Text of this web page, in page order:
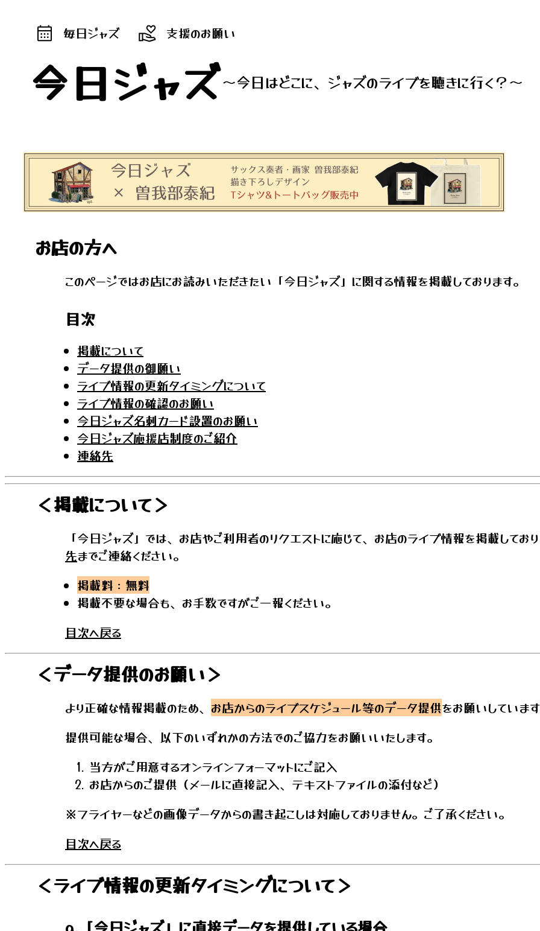
毎日ジャズ 支援のお願い
今日ジャズ～今日はどこに、ジャズのライブを聴きに行く？～
お店の方へ
このページではお店にお読みいただきたい「今日ジャズ」に関する情報を掲載しております。
目次
掲載について
データ提供の御願い
ライブ情報の更新タイミングについて
ライブ情報の確認のお願い
今日ジャズ名刺カード設置のお願い
今日ジャズ応援店制度のご紹介
連絡先
＜掲載について＞
「今日ジャズ」では、お店やご利用者のリクエストに応じて、お店のライブ情報を掲載して
先までご連絡ください。
掲載料：無料
掲載不要な場合も、お手数ですがご一報ください。
目次へ戻る
＜データ提供のお願い＞
より正確な情報掲載のため、 お店からのライブスケジュール等のデータ提供をお願いしていま
提供可能な場合、以下のいずれかの方法でのご協力をお願いいたします。
当方がご用意するオンラインフォーマットにご記入
お店からのご提供（メールに直接記入、テキストファイルの添付など）
※フライヤーなどの画像データからの書き起こしは対応しておりません。ご了承ください。
目次へ戻る
＜ライブ情報の更新タイミングについて＞